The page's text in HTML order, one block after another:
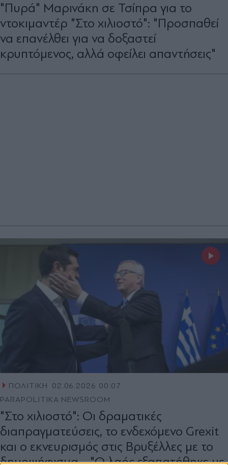
"Πυρά" Μαρινάκη σε Τσίπρα για το
ντοκιμαντέρ "Στο χιλιοστό": "Προσπαθεί
να επανέλθει για να δοξαστεί
κρυπτόμενος, αλλά οφείλει απαντήσεις"
ΠΟΛΙΤΙΚΗ
02.06.2026 00:07
PARAPOLITIKA NEWSROOM
"Στο χιλιοστό": Οι δραματικές
διαπραγματεύσεις, το ενδεχόμενο Grexit
και ο εκνευρισμός στις Βρυξέλλες με το
δημοψήφισμα - "Ο λαός εξαπατήθηκε με